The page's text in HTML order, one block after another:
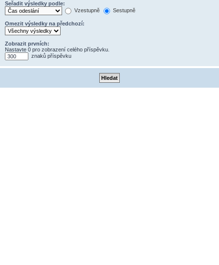
Seřadit výsledky podle:
Vzestupně
Sestupně
Omezit výsledky na předchozí:
Zobrazit prvních:
Nastavte 0 pro zobrazení celého příspěvku.
znaků příspěvku